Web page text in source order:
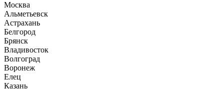
Москва
Альметьевск
Астрахань
Белгород
Брянск
Владивосток
Волгоград
Воронеж
Елец
Казань